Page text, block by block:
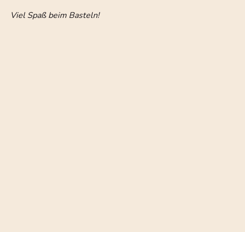
Viel Spaß beim Basteln!